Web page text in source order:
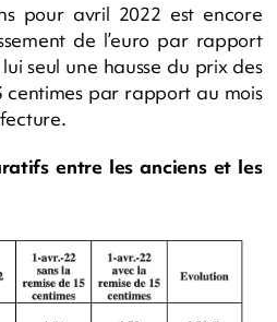
pour avril 2022 est encore
de l’euro par rapport
seul une hausse du prix des
par rapport au mois
entre les anciens et les